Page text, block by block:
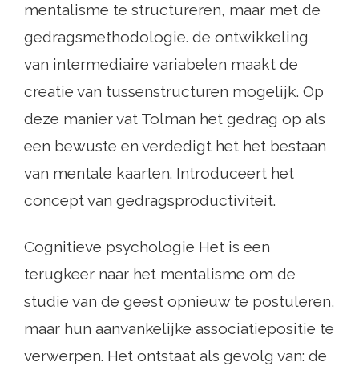
mentalisme te structureren, maar met de
gedragsmethodologie. de ontwikkeling
van intermediaire variabelen maakt de
creatie van tussenstructuren mogelijk. Op
deze manier vat Tolman het gedrag op als
een bewuste en verdedigt het het bestaan ​​
van mentale kaarten. Introduceert het
concept van gedragsproductiviteit.
Cognitieve psychologie Het is een
terugkeer naar het mentalisme om de
studie van de geest opnieuw te postuleren,
maar hun aanvankelijke associatiepositie te
verwerpen. Het ontstaat als gevolg van: de